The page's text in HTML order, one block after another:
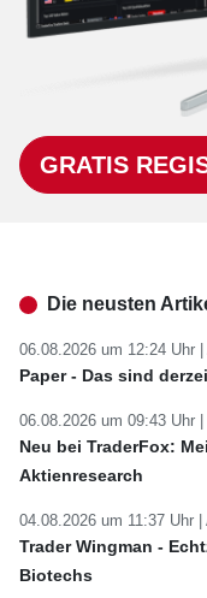
GRATIS
Die neusten
06.08.2026 um 12:24 Uhr |
Paper - Das sind
06.08.2026 um 09:43 Uhr |
Neu bei TraderFox:
Aktienresearch
04.08.2026 um 11:37 Uhr |
Trader Wingman -
Biotechs